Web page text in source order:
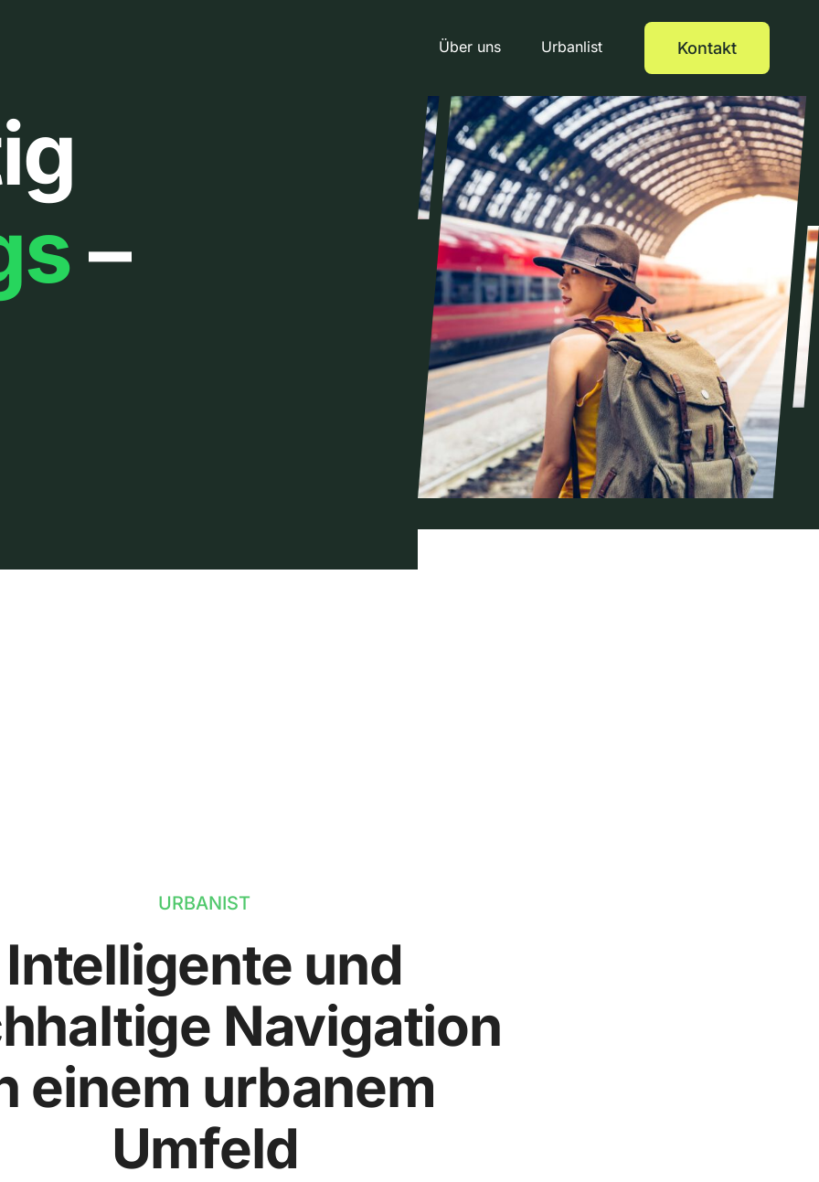
Über uns Urbanlist Kontakt
–
URBANIST
Intelligente und
Navigation
einem urbanem
Umfeld